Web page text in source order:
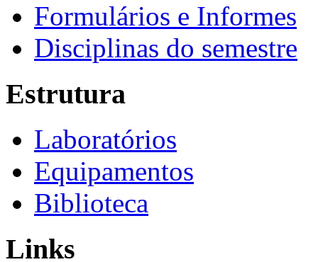
Formulários e Informes
Disciplinas do semestre
Estrutura
Laboratórios
Equipamentos
Biblioteca
Links